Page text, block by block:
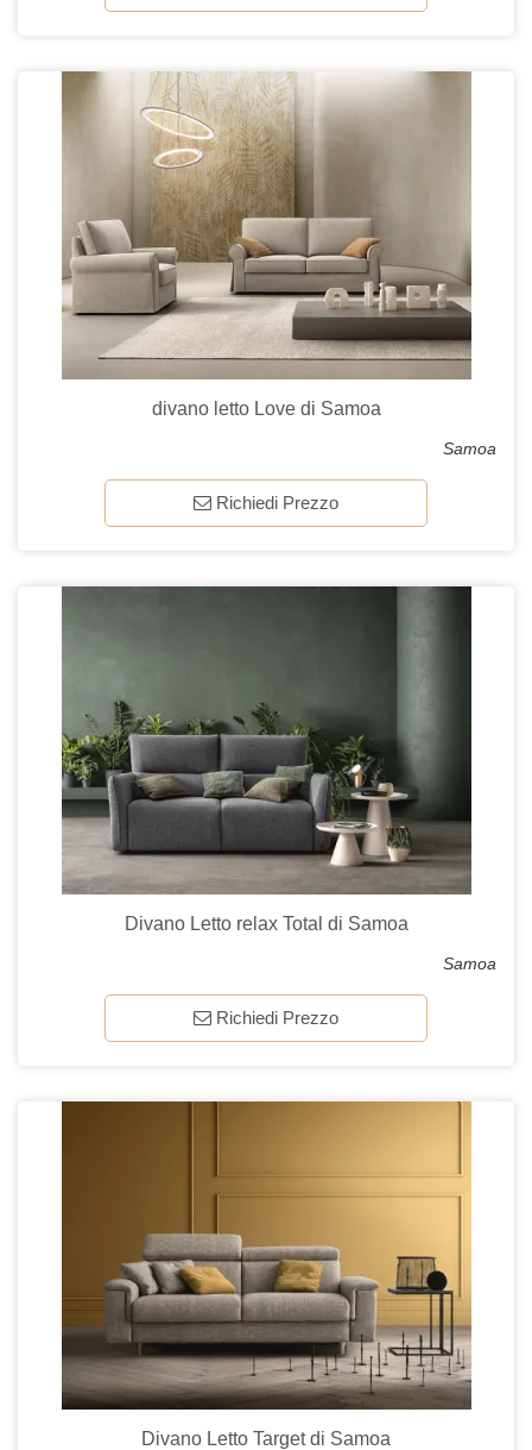
divano letto Love di Samoa
Samoa
Richiedi Prezzo
Divano Letto relax Total di Samoa
Samoa
Richiedi Prezzo
Divano Letto Target di Samoa